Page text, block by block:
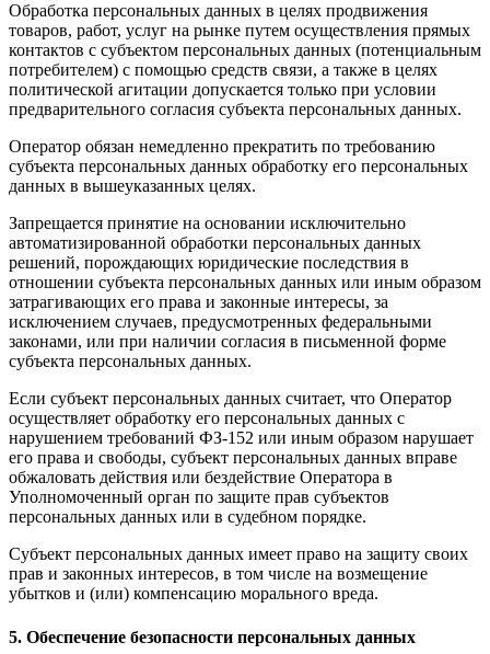
Обработка персональных данных в целях продвижения
товаров, работ, услуг на рынке путем осуществления прямых
контактов с субъектом персональных данных (потенциальным
потребителем) с помощью средств связи, а также в целях
политической агитации допускается только при условии
предварительного согласия субъекта персональных данных.
Оператор обязан немедленно прекратить по требованию
субъекта персональных данных обработку его персональных
данных в вышеуказанных целях.
Запрещается принятие на основании исключительно
автоматизированной обработки персональных данных
решений, порождающих юридические последствия в
отношении субъекта персональных данных или иным образом
затрагивающих его права и законные интересы, за
исключением случаев, предусмотренных федеральными
законами, или при наличии согласия в письменной форме
субъекта персональных данных.
Если субъект персональных данных считает, что Оператор
осуществляет обработку его персональных данных с
нарушением требований ФЗ-152 или иным образом нарушает
его права и свободы, субъект персональных данных вправе
обжаловать действия или бездействие Оператора в
Уполномоченный орган по защите прав субъектов
персональных данных или в судебном порядке.
Субъект персональных данных имеет право на защиту своих
прав и законных интересов, в том числе на возмещение
убытков и (или) компенсацию морального вреда.
5. Обеспечение безопасности персональных данных